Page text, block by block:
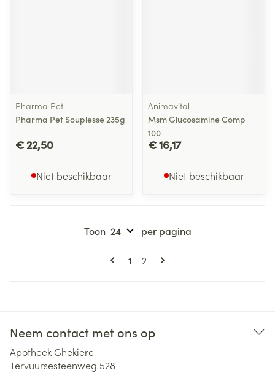
Pharma Pet
Pharma Pet Souplesse 235g
€ 22,50
Niet beschikbaar
Animavital
Msm Glucosamine Comp
100
€ 16,17
Niet beschikbaar
Pagina's
U lees momenteel pagina
1 Pagina
2
Toon per pagina
Neem contact met ons op
Apotheek Ghekiere
Tervuursesteenweg 528